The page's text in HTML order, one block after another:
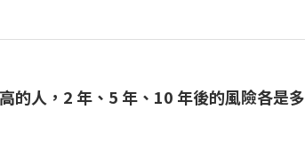
的人，2 年、5 年、10 年後的風險各是多